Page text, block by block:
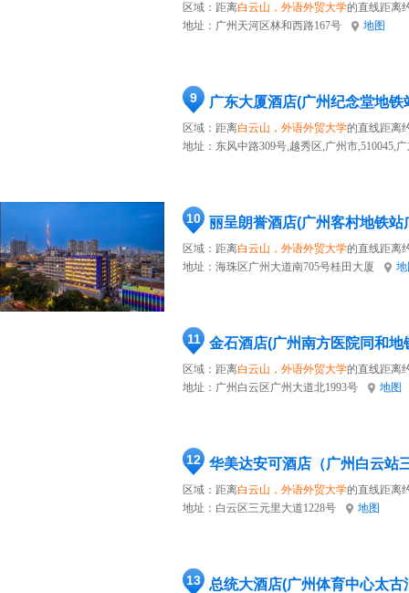
区域：距离白云山，外语外贸大学的直线距离
地址： 广州天河区林和西路167号 地图
9 广东大厦酒店(广州纪念堂地铁
区域：距离白云山，外语外贸大学的直线距离
地址： 东风中路309号,越秀区,广州市,510045,
10 丽呈朗誉酒店(广州客村地铁站
区域：距离白云山，外语外贸大学的直线距离
地址： 海珠区广州大道南705号桂田大厦
11 金石酒店(广州南方医院同和地
区域：距离白云山，外语外贸大学的直线距离
地址： 广州白云区广州大道北1993号 地图
12 华美达安可酒店（广州白云站
区域：距离白云山，外语外贸大学的直线距离
地址： 白云区三元里大道1228号 地图
13 总统大酒店(广州体育中心太古